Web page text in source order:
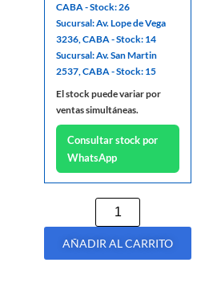
CABA - Stock: 26
Sucursal: Av. Lope de Vega
3236, CABA - Stock: 14
Sucursal: Av. San Martin
2537, CABA - Stock: 15
El stock puede variar por
ventas simultáneas.
Consultar stock por
WhatsApp
AÑADIR AL CARRITO